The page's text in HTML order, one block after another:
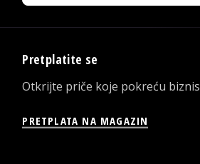
Pretplatite se
Otkrijte priče koje pokreću biznis
PRETPLATA NA MAGAZIN